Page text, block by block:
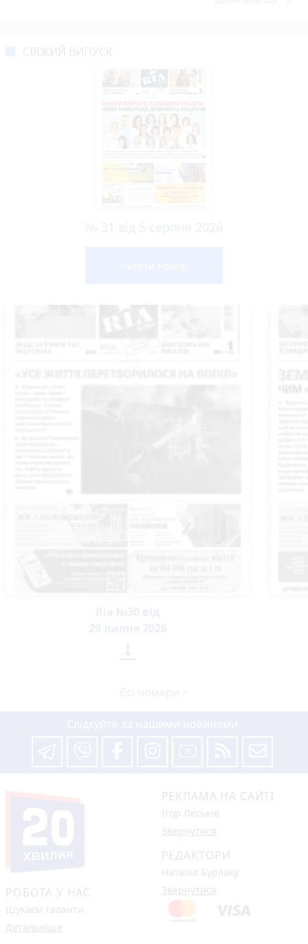
РОБОТА У НАС
Шукаєм таланти
Детальніше
РЕКЛАМА НА САЙТІ
Ігор Леськів
Звернутися
РЕДАКТОРИ
Наталія Бурлаку
Звернутися